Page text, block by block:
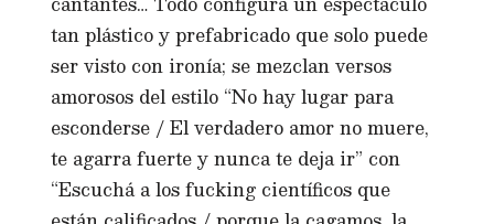
tan plástico y prefabricado que solo puede
ser visto con ironía; se mezclan versos
amorosos del estilo “No hay lugar para
esconderse / El verdadero amor no muere,
te agarra fuerte y nunca te deja ir” con
“Escuchá a los fucking científicos que